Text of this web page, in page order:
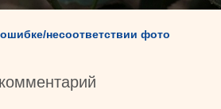
несоответствии фото